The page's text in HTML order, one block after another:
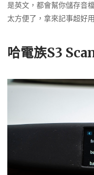
是英文，都會幫你儲存音
太方便了，拿來記事超好用
哈電族S3